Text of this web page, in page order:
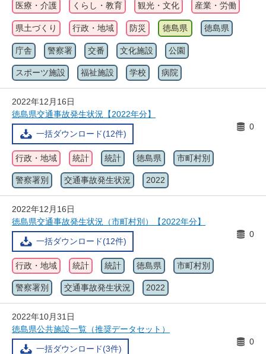
医療・介護 くらし・教育 観光・文化 産業・労働
県土づくり 行政・地域 防災 徳島県 徳島県
庁舎 警察署 交番 文化施設 公園
スポーツ施設 福祉施設 学校 病院
2022年12月16日
徳島県交通事故発生状況【2022年分】
一括ダウンロード(12件)
0
行政・地域 統計 統計 徳島県 市町村別
警察署別 交通事故発生状況 2022
2022年12月16日
徳島県交通事故発生状況（市町村別）【2022年分】
一括ダウンロード(12件)
0
行政・地域 統計 統計 徳島県 市町村別
警察署別 交通事故発生状況 2022
2022年10月31日
徳島県公共施設一覧（推奨データセット）
一括ダウンロード(3件)
0